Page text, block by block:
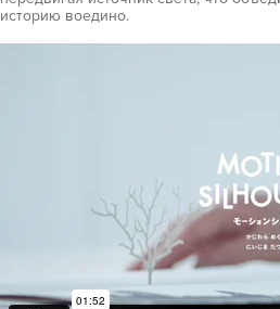
историю воедино.